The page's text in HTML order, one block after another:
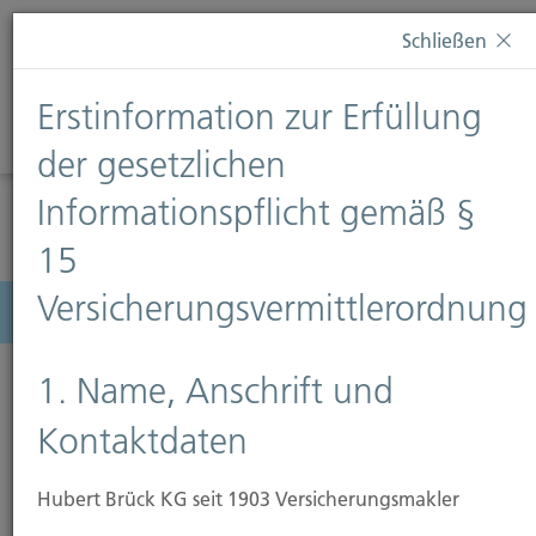
Diese Webseite verwendet Cookies. Wenn Sie weiterhin
Informationen finden Sie auf unserer SeiteDatenschutz
Diese Nachricht nicht erneut anzeigen
Menü
Hausratversicherung
Schließen
Erstinformation zur Erfüllung
der gesetzlichen
Informationspflicht gemäß §
15
Versicherungsvermittlerordnung
1. Name, Anschrift und
Kontaktdaten
Hubert Brück KG seit 1903 Versicherungsmakler